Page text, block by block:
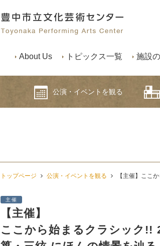
About Us トピックス一覧 施設
公演・イベントを観る
トップページ 公演・イベントを観る 【主催】ここ
主催
【主催】
ここから始まるクラシック